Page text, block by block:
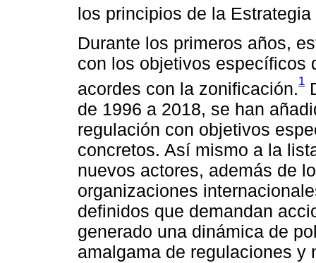
los principios de la
Durante los primeros años,
con los objetivos específicos
acordes con la zonificación.1
de 1996 a 2018, se han
regulación con objetivos
concretos. Así mismo a la
nuevos actores, además de
organizaciones
definidos que demandan
generado una dinámica de
amalgama de regulaciones y